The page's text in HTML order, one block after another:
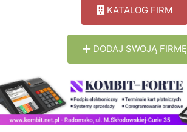
KATALOG FIRM
DODAJ SWOJĄ FIRMĘ